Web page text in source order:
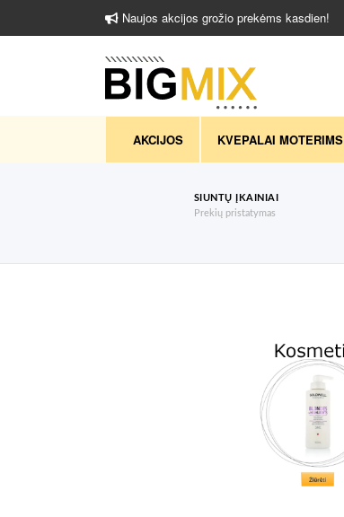
Naujos akcijos grožio prekėms kasdien!
AKCIJOS KVEPALAI MOTERIMS
SIUNTŲ ĮKAINIAI
Prekių pristatymas